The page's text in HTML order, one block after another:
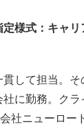
様式：キャ
して担当。そ
に勤務。クラ
社ニューロー